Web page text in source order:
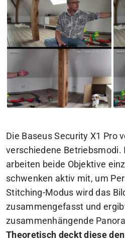
Die Baseus Security X1 Pro
verschiedene Betriebsmodi.
arbeiten beide Objektive
schwenken aktiv mit, um
Stitching-Modus wird das
zusammengefasst und
zusammenhängende
Theoretisch deckt diese